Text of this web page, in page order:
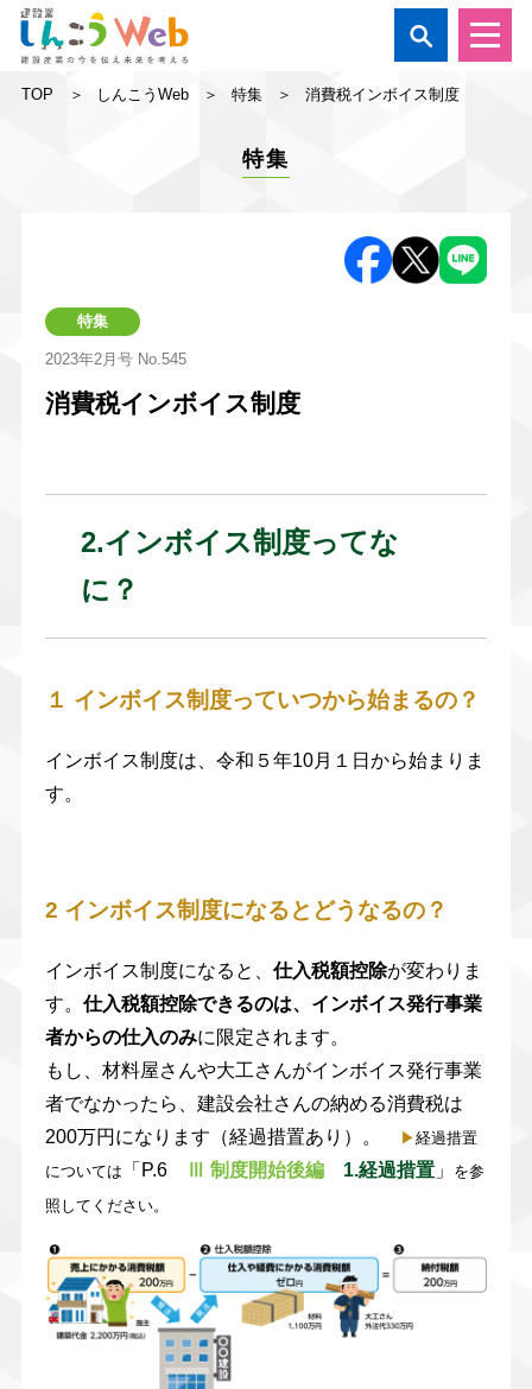

TOP しんこうWeb 特集 消費税インボイス制度
特集
特集
2023年2月号No.545
消費税インボイス制度
2.インボイス制度ってな
に？
１ インボイス制度っていつから始まるの？
インボイス制度は、令和５年10月１日から始まりま
す。
2 インボイス制度になるとどうなるの？
インボイス制度になると、 仕入税額控除が変わりま
す。 仕入税額控除できるのは、インボイス発行事業
者からの仕入のみに限定されます。
もし、材料屋さんや大工さんがインボイス発行事業
者でなかったら、建設会社さんの納める消費税は
200万円になります（経過措置あり）。
▶︎経過措置
については
「P.6 Ⅲ 制度開始後編 1.経過措置」
を参
照してください。